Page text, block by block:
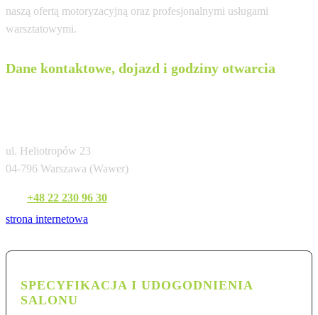
naszą ofertą motoryzacyjną oraz profesjonalnymi usługami
warsztatowymi.
Dane kontaktowe, dojazd i godziny otwarcia
ul. Heliotropów 23
04-796 Warszawa (Wawer)
+48 22 230 96 30
strona internetowa
SPECYFIKACJA I UDOGODNIENIA
SALONU